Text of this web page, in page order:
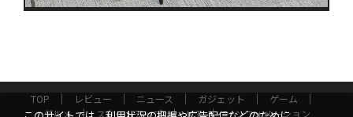
TOP レビュー ニュース ガジェット
ゲーム
グルメ
スタートアップ ICT インフォメーション